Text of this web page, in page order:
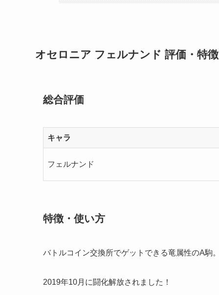
オセロニア フェルナンド 評価・特徴
総合評価
キャラ
フェルナンド
特徴・使い方
バトルコイン交換所でゲットできる竜属性のA駒。
2019年10月に闘化解放されました！